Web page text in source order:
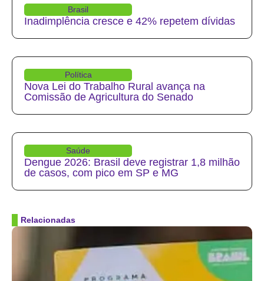
Brasil
Inadimplência cresce e 42% repetem dívidas
Política
Nova Lei do Trabalho Rural avança na
Comissão de Agricultura do Senado
Saúde
Dengue 2026: Brasil deve registrar 1,8 milhão
de casos, com pico em SP e MG
Relacionadas